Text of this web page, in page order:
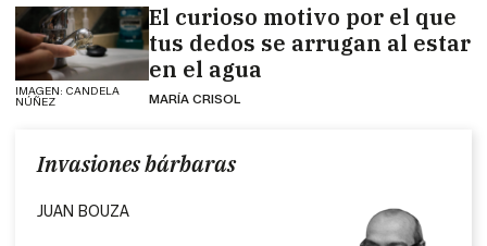
IMAGEN: CANDELA
NÚÑEZ
El curioso motivo por el que
tus dedos se arrugan al estar
en el agua
MARÍA CRISOL
Invasiones bárbaras
JUAN BOUZA